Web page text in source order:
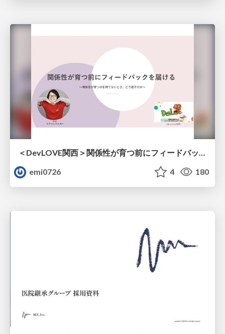
＜DevLOVE関西＞関係性が育つ前にフィードバックを届ける ～関係性が育つのを待てないとき、どう渡すのか～
emi0726
4 180